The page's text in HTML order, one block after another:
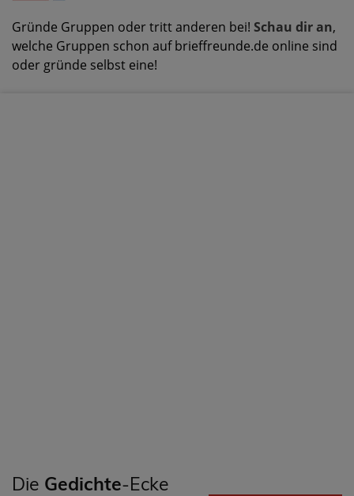
Gründe Gruppen oder tritt anderen bei! Schau dir an,
welche Gruppen schon auf brieffreunde.de online sind
oder gründe selbst eine!
Die Gedichte-Ecke